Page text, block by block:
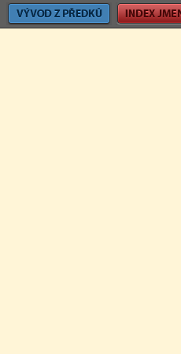
Vývod z předků Index jmen